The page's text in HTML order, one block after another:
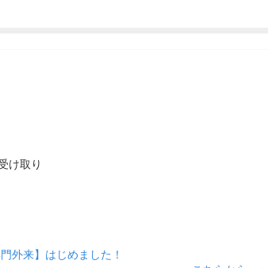
け取り
外来】はじめました！